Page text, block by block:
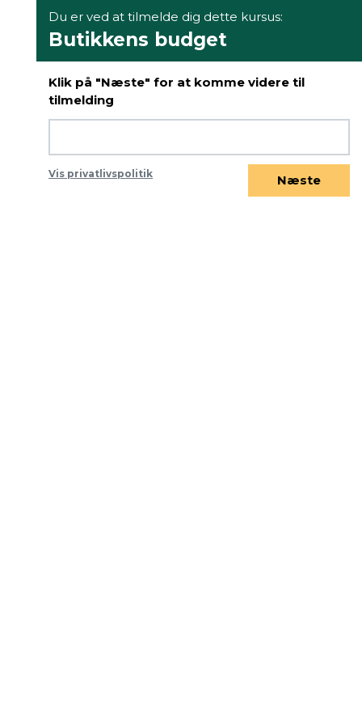
Du er ved at tilmelde dig dette kursus:
Butikkens budget
Klik på "Næste" for at komme videre til
tilmelding
Vis privatlivspolitik